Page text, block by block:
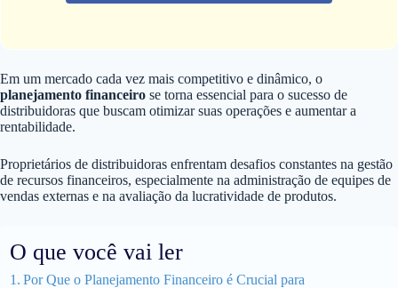
Em um mercado cada vez mais competitivo e dinâmico, o
planejamento financeiro se torna essencial para o sucesso de
distribuidoras que buscam otimizar suas operações e aumentar a
rentabilidade.
Proprietários de distribuidoras enfrentam desafios constantes na gestão
de recursos financeiros, especialmente na administração de equipes de
vendas externas e na avaliação da lucratividade de produtos.
O que você vai ler
Por Que o Planejamento Financeiro é Crucial para